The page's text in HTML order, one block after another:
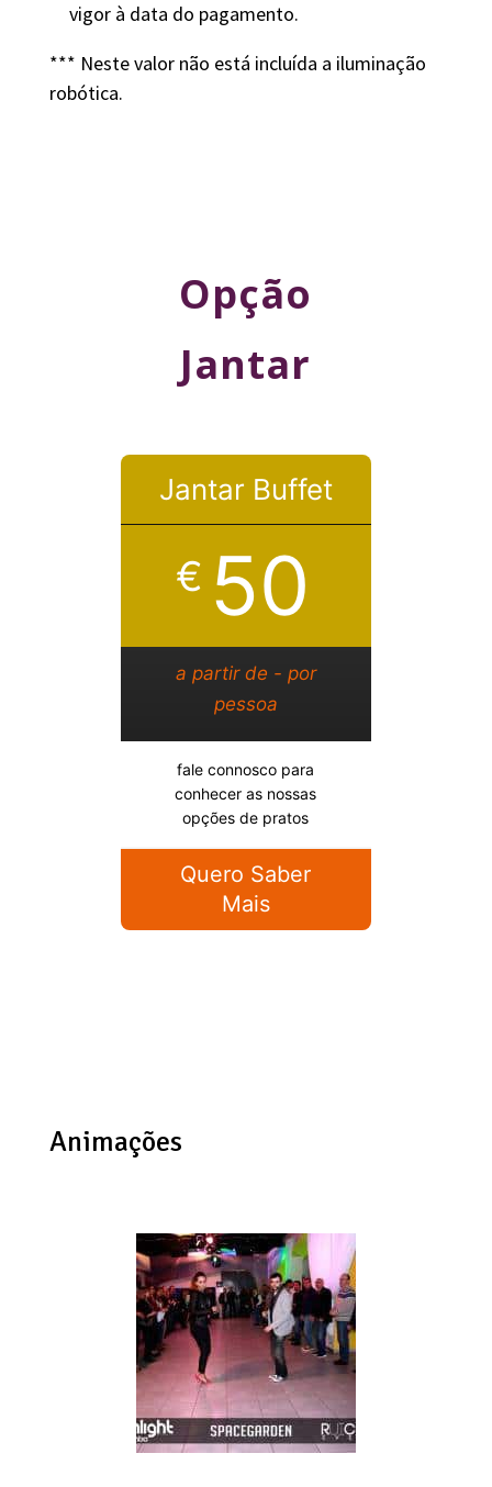
vigor à data do pagamento.
*** Neste valor não está incluída a iluminação
robótica.
Opção
Jantar
Jantar Buffet
€ 50
a partir de - por
pessoa
fale connosco para
conhecer as nossas
opções de pratos
Quero Saber
Mais
Animações